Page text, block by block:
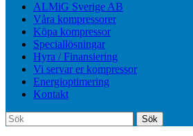
ALMiG Sverige AB
Våra kompressorer
Köpa kompressor
Speciallösningar
Hyra / Finansiering
Vi servar er kompressor
Energioptimering
Kontakt
Sök
efter:
Sök